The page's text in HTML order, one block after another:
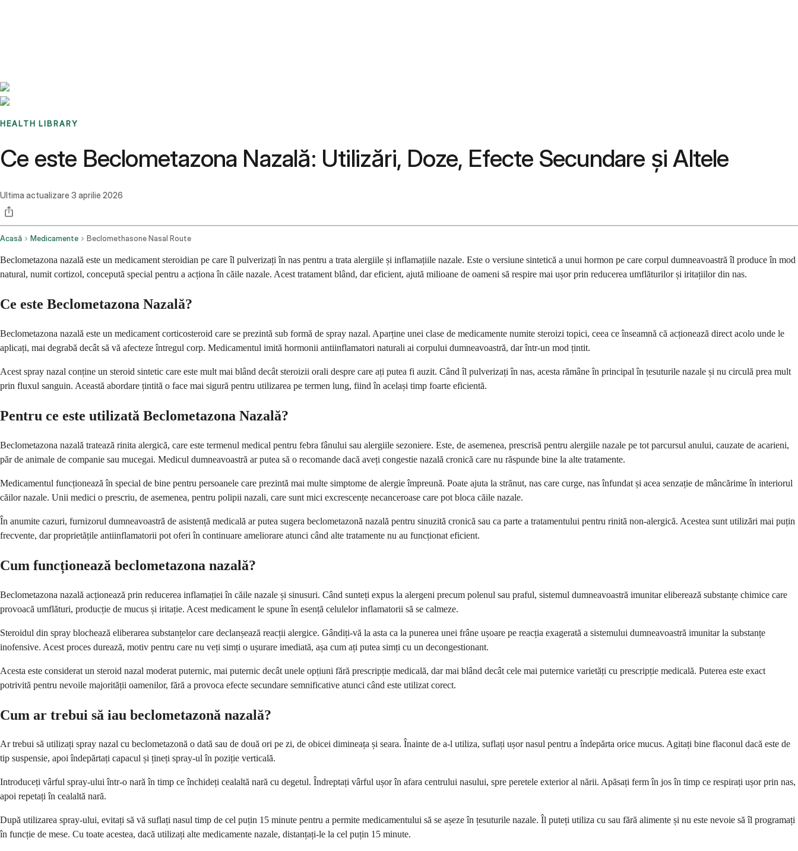
HEALTH LIBRARY
Ce este Beclometazona Nazală: Utilizări, Doze, Efecte Secundare și Altele
Ultima actualizare 3 aprilie 2026
Acasă Medicamente Beclomethasone Nasal Route
Beclometazona nazală este un medicament steroidian pe care îl pulverizați în nas pentru a trata alergiile și inflamațiile nazale. Este o versiune sintetică a unui hormon pe care corpul dumneavoastră îl produce în mod
natural, numit cortizol, concepută special pentru a acționa în căile nazale. Acest tratament blând, dar eficient, ajută milioane de oameni să respire mai ușor prin reducerea umflăturilor și iritațiilor din nas.
Ce este Beclometazona Nazală?
Beclometazona nazală este un medicament corticosteroid care se prezintă sub formă de spray nazal. Aparține unei clase de medicamente numite steroizi topici, ceea ce înseamnă că acționează direct acolo unde le
aplicați, mai degrabă decât să vă afecteze întregul corp. Medicamentul imită hormonii antiinflamatori naturali ai corpului dumneavoastră, dar într-un mod țintit.
Acest spray nazal conține un steroid sintetic care este mult mai blând decât steroizii orali despre care ați putea fi auzit. Când îl pulverizați în nas, acesta rămâne în principal în țesuturile nazale și nu circulă prea mult
prin fluxul sanguin. Această abordare țintită o face mai sigură pentru utilizarea pe termen lung, fiind în același timp foarte eficientă.
Pentru ce este utilizată Beclometazona Nazală?
Beclometazona nazală tratează rinita alergică, care este termenul medical pentru febra fânului sau alergiile sezoniere. Este, de asemenea, prescrisă pentru alergiile nazale pe tot parcursul anului, cauzate de acarieni,
păr de animale de companie sau mucegai. Medicul dumneavoastră ar putea să o recomande dacă aveți congestie nazală cronică care nu răspunde bine la alte tratamente.
Medicamentul funcționează în special de bine pentru persoanele care prezintă mai multe simptome de alergie împreună. Poate ajuta la strănut, nas care curge, nas înfundat și acea senzație de mâncărime în interiorul
căilor nazale. Unii medici o prescriu, de asemenea, pentru polipii nazali, care sunt mici excrescențe necanceroase care pot bloca căile nazale.
În anumite cazuri, furnizorul dumneavoastră de asistență medicală ar putea sugera beclometazonă nazală pentru sinuzită cronică sau ca parte a tratamentului pentru rinită non-alergică. Acestea sunt utilizări mai puțin
frecvente, dar proprietățile antiinflamatorii pot oferi în continuare ameliorare atunci când alte tratamente nu au funcționat eficient.
Cum funcționează beclometazona nazală?
Beclometazona nazală acționează prin reducerea inflamației în căile nazale și sinusuri. Când sunteți expus la alergeni precum polenul sau praful, sistemul dumneavoastră imunitar eliberează substanțe chimice care
provoacă umflături, producție de mucus și iritație. Acest medicament le spune în esență celulelor inflamatorii să se calmeze.
Steroidul din spray blochează eliberarea substanțelor care declanșează reacții alergice. Gândiți-vă la asta ca la punerea unei frâne ușoare pe reacția exagerată a sistemului dumneavoastră imunitar la substanțe
inofensive. Acest proces durează, motiv pentru care nu veți simți o ușurare imediată, așa cum ați putea simți cu un decongestionant.
Acesta este considerat un steroid nazal moderat puternic, mai puternic decât unele opțiuni fără prescripție medicală, dar mai blând decât cele mai puternice varietăți cu prescripție medicală. Puterea este exact
potrivită pentru nevoile majorității oamenilor, fără a provoca efecte secundare semnificative atunci când este utilizat corect.
Cum ar trebui să iau beclometazonă nazală?
Ar trebui să utilizați spray nazal cu beclometazonă o dată sau de două ori pe zi, de obicei dimineața și seara. Înainte de a-l utiliza, suflați ușor nasul pentru a îndepărta orice mucus. Agitați bine flaconul dacă este de
tip suspensie, apoi îndepărtați capacul și țineți spray-ul în poziție verticală.
Introduceți vârful spray-ului într-o nară în timp ce închideți cealaltă nară cu degetul. Îndreptați vârful ușor în afara centrului nasului, spre peretele exterior al nării. Apăsați ferm în jos în timp ce respirați ușor prin nas,
apoi repetați în cealaltă nară.
După utilizarea spray-ului, evitați să vă suflați nasul timp de cel puțin 15 minute pentru a permite medicamentului să se așeze în țesuturile nazale. Îl puteți utiliza cu sau fără alimente și nu este nevoie să îl programați
în funcție de mese. Cu toate acestea, dacă utilizați alte medicamente nazale, distanțați-le la cel puțin 15 minute.